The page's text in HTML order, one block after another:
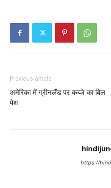
Previous article
अमेरिका में ग्रीनलैंड पर कब्जे का बिल
पेश
https://